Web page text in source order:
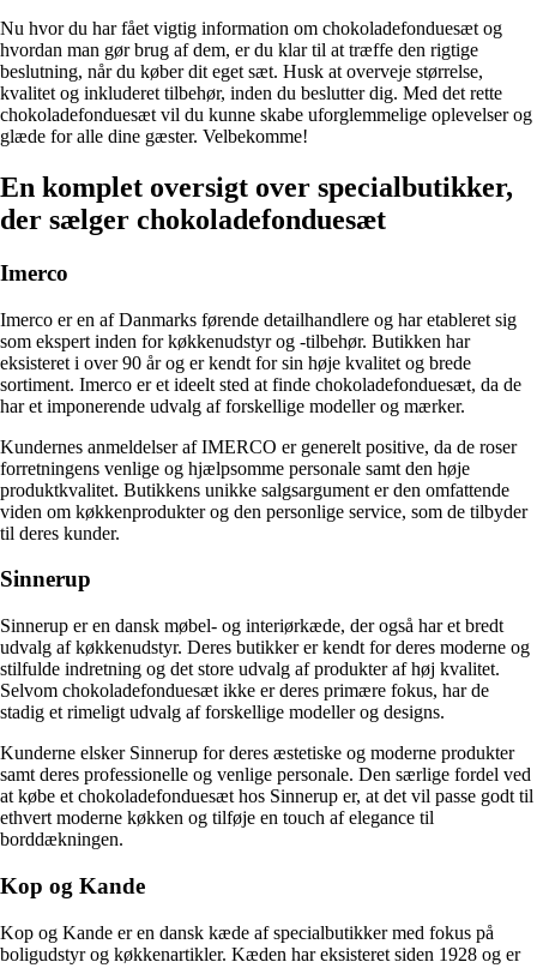
Nu hvor du har fået vigtig information om chokoladefonduesæt og
hvordan man gør brug af dem, er du klar til at træffe den rigtige
beslutning, når du køber dit eget sæt. Husk at overveje størrelse,
kvalitet og inkluderet tilbehør, inden du beslutter dig. Med det rette
chokoladefonduesæt vil du kunne skabe uforglemmelige oplevelser og
glæde for alle dine gæster. Velbekomme!
En komplet oversigt over specialbutikker,
der sælger chokoladefonduesæt
Imerco
Imerco er en af Danmarks førende detailhandlere og har etableret sig
som ekspert inden for køkkenudstyr og -tilbehør. Butikken har
eksisteret i over 90 år og er kendt for sin høje kvalitet og brede
sortiment. Imerco er et ideelt sted at finde chokoladefonduesæt, da de
har et imponerende udvalg af forskellige modeller og mærker.
Kundernes anmeldelser af IMERCO er generelt positive, da de roser
forretningens venlige og hjælpsomme personale samt den høje
produktkvalitet. Butikkens unikke salgsargument er den omfattende
viden om køkkenprodukter og den personlige service, som de tilbyder
til deres kunder.
Sinnerup
Sinnerup er en dansk møbel- og interiørkæde, der også har et bredt
udvalg af køkkenudstyr. Deres butikker er kendt for deres moderne og
stilfulde indretning og det store udvalg af produkter af høj kvalitet.
Selvom chokoladefonduesæt ikke er deres primære fokus, har de
stadig et rimeligt udvalg af forskellige modeller og designs.
Kunderne elsker Sinnerup for deres æstetiske og moderne produkter
samt deres professionelle og venlige personale. Den særlige fordel ved
at købe et chokoladefonduesæt hos Sinnerup er, at det vil passe godt til
ethvert moderne køkken og tilføje en touch af elegance til
borddækningen.
Kop og Kande
Kop og Kande er en dansk kæde af specialbutikker med fokus på
boligudstyr og køkkenartikler. Kæden har eksisteret siden 1928 og er